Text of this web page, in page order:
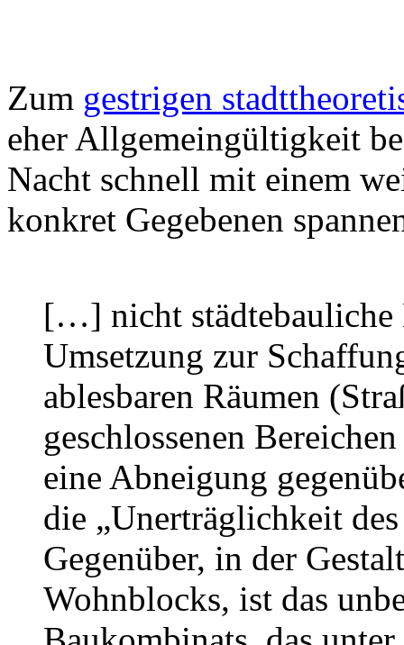
Zum gestrigen
eher Allgemeingültigkeit
Nacht schnell mit einem
konkret Gegebenen
[…] nicht städtebauliche
Umsetzung zur
ablesbaren Räumen
geschlossenen
eine Abneigung
die „Unerträglichkeit
Gegenüber, in der
Wohnblocks, ist das